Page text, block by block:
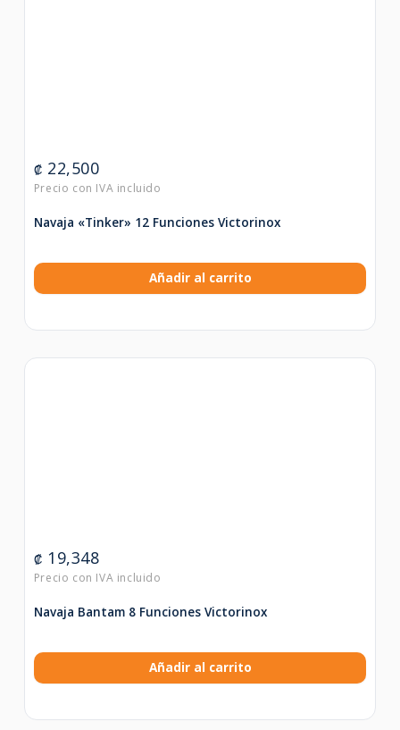
₡ 22,500
Navaja «Tinker» 12 Funciones Victorinox
Añadir al carrito
₡ 19,348
Navaja Bantam 8 Funciones Victorinox
Añadir al carrito